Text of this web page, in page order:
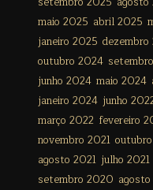
maio 2025 abril 2025
janeiro 2025
outubro 2024
junho 2024 maio 2024
janeiro 2024 junho
março 2022 fevereiro
novembro 2021
agosto 2021 julho 2021
setembro 2020